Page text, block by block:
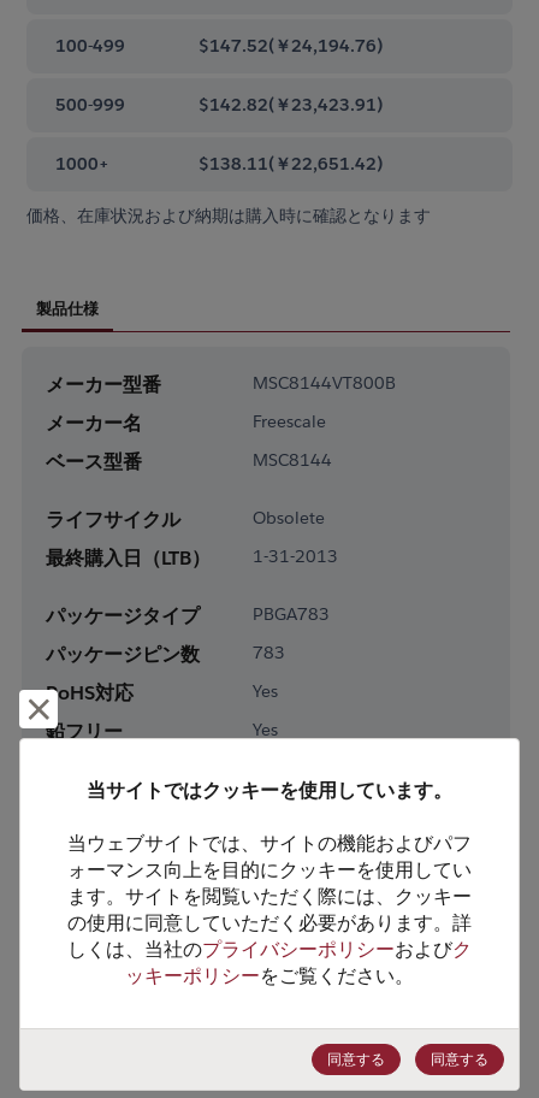
100-499 $147.52(￥24,194.76)
500-999 $142.82(￥23,423.91)
1000+ $138.11(￥22,651.42)
価格、在庫状況および納期は購入時に確認となります
製品仕様
メーカー型番 MSC8144VT800B
メーカー名 Freescale
ベース型番 MSC8144
ライフサイクル Obsolete
最終購入日（LTB） 1-31-2013
パッケージタイプ PBGA783
パッケージピン数 783
RoHS対応 Yes
鉛フリー Yes
0
製品カテゴリー Processor & Peripheral
製品サブカテゴリー DSP
製品グループ 16-Bit
却下して閉じる
当サイトではクッキーを使用しています。
当ウェブサイトでは、サイトの機能およびパフ
ォーマンス向上を目的にクッキーを使用してい
ます。サイトを閲覧いただく際には、クッキー
の使用に同意していただく必要があります。詳
しくは、当社のプライバシーポリシーおよびク
ッキーポリシーをご覧ください。
同意する 同意する